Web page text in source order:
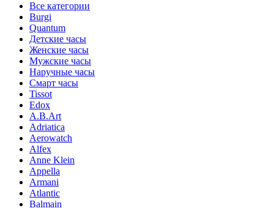
Все категории
Burgi
Quantum
Детские часы
Женские часы
Мужские часы
Наручные часы
Смарт часы
Tissot
Edox
A.B.Art
Adriatica
Aerowatch
Alfex
Anne Klein
Appella
Armani
Atlantic
Balmain